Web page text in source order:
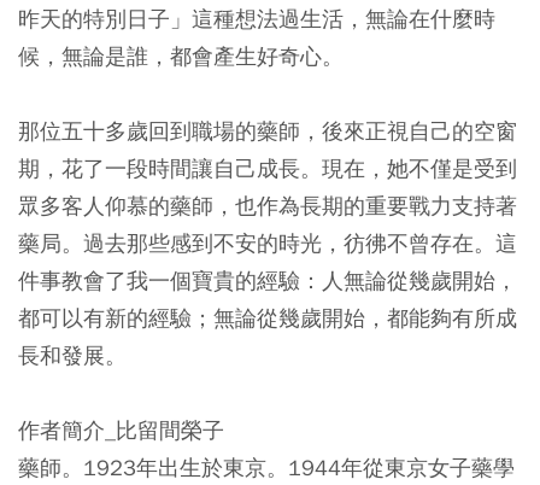
昨天的特別日子」這種想法過生活，無論在什麼時
候，無論是誰，都會產生好奇心。
那位五十多歲回到職場的藥師，後來正視自己的空窗
期，花了一段時間讓自己成長。現在，她不僅是受到
眾多客人仰慕的藥師，也作為長期的重要戰力支持著
藥局。過去那些感到不安的時光，彷彿不曾存在。 這
件事教會了我一個寶貴的經驗：人無論從幾歲開始，
都可以有新的經驗；無論從幾歲開始，都能夠有所成
長和發展。
作者簡介_比留間榮子
藥師。1923年出生於東京。1944年從東京女子藥學